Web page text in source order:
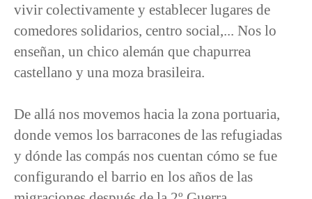
vivir colectivamente y establecer lugares de
comedores solidarios, centro social,... Nos lo
enseñan, un chico alemán que chapurrea
castellano y una moza brasileira.
De allá nos movemos hacia la zona portuaria,
donde vemos los barracones de las refugiadas
y dónde las compás nos cuentan cómo se fue
configurando el barrio en los años de las